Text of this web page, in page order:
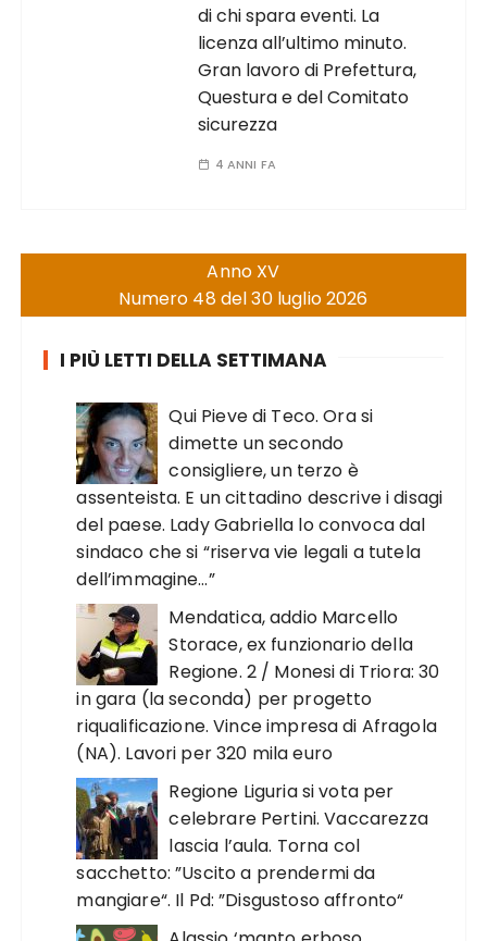
di chi spara eventi. La
licenza all’ultimo minuto.
Gran lavoro di Prefettura,
Questura e del Comitato
sicurezza
4 ANNI FA
Anno XV
Numero 48 del 30 luglio 2026
I PIÙ LETTI DELLA SETTIMANA
Qui Pieve di Teco. Ora si
dimette un secondo
consigliere, un terzo è
assenteista. E un cittadino descrive i disagi
del paese. Lady Gabriella lo convoca dal
sindaco che si “riserva vie legali a tutela
dell’immagine…”
Mendatica, addio Marcello
Storace, ex funzionario della
Regione. 2 / Monesi di Triora: 30
in gara (la seconda) per progetto
riqualificazione. Vince impresa di Afragola
(NA). Lavori per 320 mila euro
Regione Liguria si vota per
celebrare Pertini. Vaccarezza
lascia l’aula. Torna col
sacchetto: ”Uscito a prendermi da
mangiare“. Il Pd: ”Disgustoso affronto“